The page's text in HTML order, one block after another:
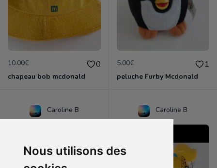
Nous utilisons des
10.00€ 0
chapeau bob mcdonald
5.00€ 1
peluche Furby Mcdonald
Caroline B Caroline B